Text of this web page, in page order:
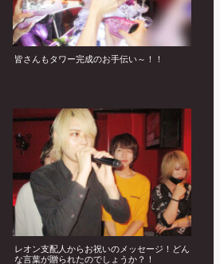
皆さんもタワー完成のお手伝い～！！
レオン支配人からお祝いのメッセージ！どん
な言葉が贈られたのでしょうか？！